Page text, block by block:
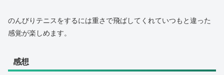
のんびりテニスをするには重さで飛ばしてくれていつもと違った
感覚が楽しめます。
感想